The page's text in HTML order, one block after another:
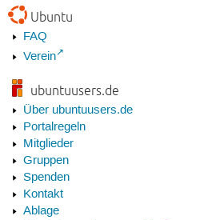
Ubuntu
FAQ
Verein
ubuntuusers.de
Über ubuntuusers.de
Portalregeln
Mitglieder
Gruppen
Spenden
Kontakt
Ablage